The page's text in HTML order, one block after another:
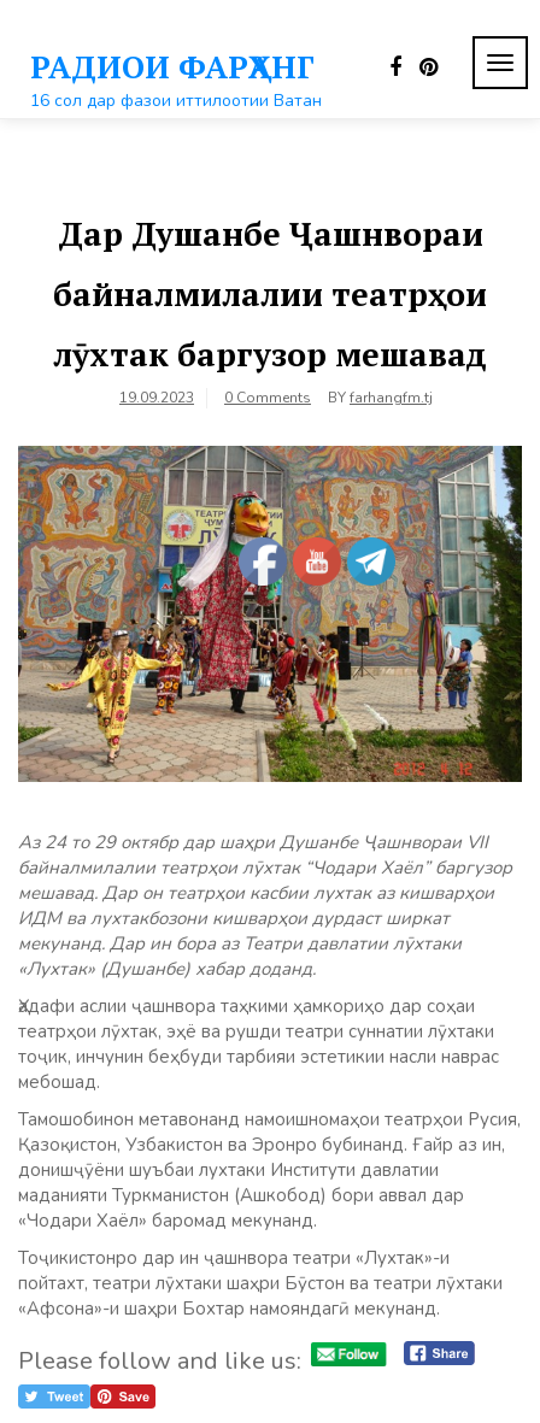
контентуРАДИОИ ФАРҲАНГ
16 сол дар фазои иттилоотии Ватан
Дар Душанбе Ҷашнвораи
байналмилалии театрҳои
лӯхтак баргузор мешавад
19.09.2023 0 Comments BYfarhangfm.tj
Аз 24 то 29 октябр дар шаҳри Душанбе Ҷашнвораи VII
байналмилалии театрҳои лӯхтак “Чодари Хаёл” баргузор
мешавад. Дар он театрҳои касбии лухтак аз кишварҳои
ИДМ ва лухтакбозони кишварҳои дурдаст ширкат
мекунанд. Дар ин бора аз Театри давлатии лӯхтаки
«Лухтак» (Душанбе) хабар доданд.
Ҳадафи аслии ҷашнвора таҳкими ҳамкориҳо дар соҳаи
театрҳои лӯхтак, эҳё ва рушди театри суннатии лӯхтаки
тоҷик, инчунин беҳбуди тарбияи эстетикии насли наврас
мебошад.
Тамошобинон метавонанд намоишномаҳои театрҳои Русия,
Қазоқистон, Узбакистон ва Эронро бубинанд. Ғайр аз ин,
донишҷӯёни шуъбаи лухтаки Институти давлатии
маданияти Туркманистон (Ашкобод) бори аввал дар
«Чодари Хаёл» баромад мекунанд.
Тоҷикистонро дар ин ҷашнвора театри «Лухтак»-и
пойтахт, театри лӯхтаки шаҳри Бӯстон ва театри лӯхтаки
«Афсона»-и шаҳри Бохтар намояндагӣ мекунанд.
Please follow and like us: